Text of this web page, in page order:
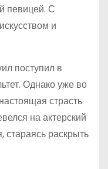
певицей. С
и
поступил в
Однако уже во
страсть
на актерский
стараясь раскрыть